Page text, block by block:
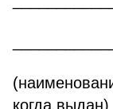
когда выдан)